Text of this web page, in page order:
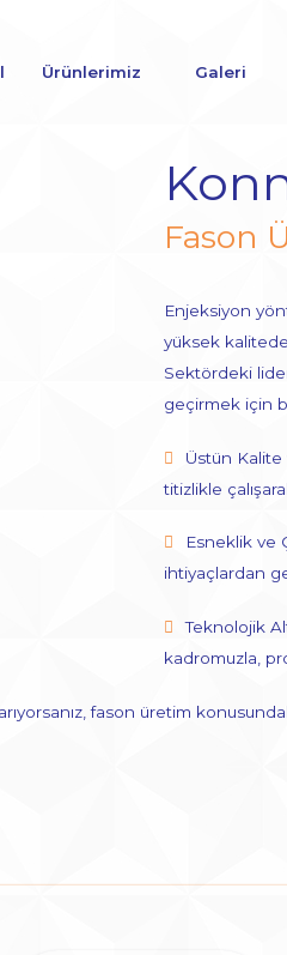
Ürünlerimiz Galeri
Fason
Enjeksiyon
yüksek
Sektördeki
geçirmek için
Üstün
titizlikle
Esneklik ve
ihtiyaçlardan
Teknolojik
kadromuzla,
fason üretim